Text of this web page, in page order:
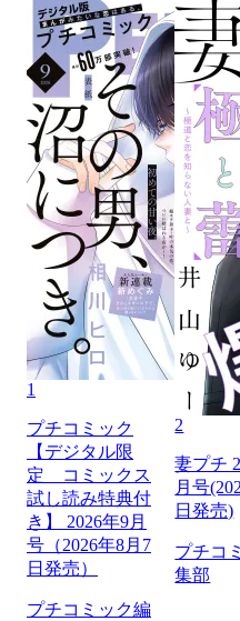
1
プチコミック
【デジタル限
定 コミックス
試し読み特典付
き】 2026年9月
号（2026年8月7
日発売）
プチコミック編
2
妻プチ
月号
日発売)
プチコ
集部